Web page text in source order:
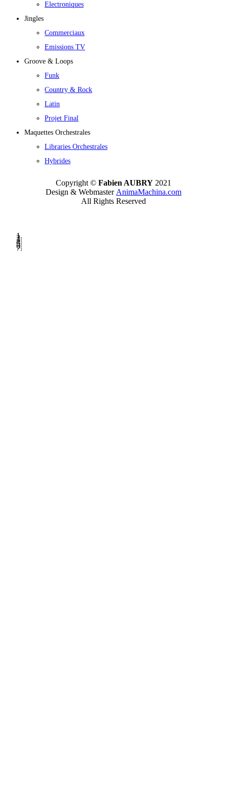
Electroniques
Jingles
Commerciaux
Emissions TV
Groove & Loops
Funk
Country & Rock
Latin
Projet Final
Maquettes Orchestrales
Libraries Orchestrales
Hybrides
Copyright © Fabien AUBRY 2021
Design & Webmaster AnimaMachina.com
All Rights Reserved